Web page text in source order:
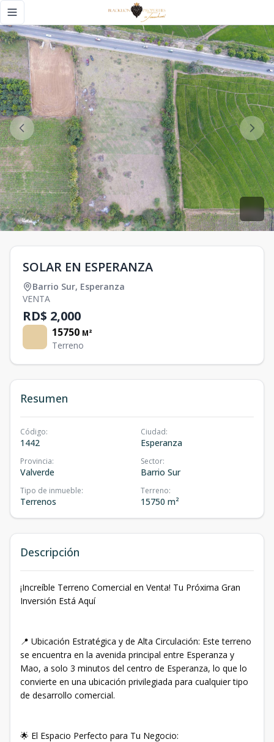
Toggle navigation menu
SOLAR EN ESPERANZA
Barrio Sur, Esperanza
VENTA
RD$ 2,000
15750 M²
Terreno
Resumen
Código:
1442
Ciudad:
Esperanza
Provincia:
Valverde
Sector:
Barrio Sur
Tipo de inmueble:
Terrenos
Terreno:
15750 m²
Descripción
¡Increíble Terreno Comercial en Venta! Tu Próxima Gran
Inversión Está Aquí
📍 Ubicación Estratégica y de Alta Circulación: Este terreno
se encuentra en la avenida principal entre Esperanza y
Mao, a solo 3 minutos del centro de Esperanza, lo que lo
convierte en una ubicación privilegiada para cualquier tipo
de desarrollo comercial.
🌟 El Espacio Perfecto para Tu Negocio:
SOLAR EN ESPERANZA - Black Lion Properties